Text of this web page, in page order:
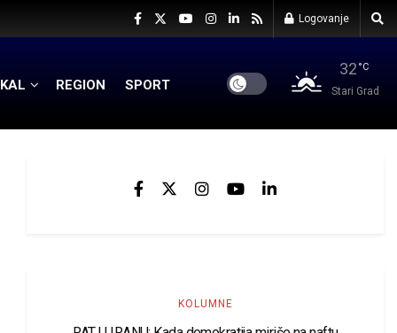
Logovanje
REGION SPORT
32 °C
Stari Grad
KOLUMNE